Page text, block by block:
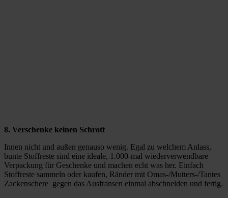
8. Verschenke keinen Schrott
Innen nicht und außen genauso wenig. Egal zu welchem Anlass,
bunte Stoffreste sind eine ideale, 1.000-mal wiederverwendbare
Verpackung für Geschenke und machen echt was her. Einfach
Stoffreste sammeln oder kaufen, Ränder mit Omas-/Mutters-/Tantes
Zackenschere gegen das Ausfransen einmal abschneiden und fertig.